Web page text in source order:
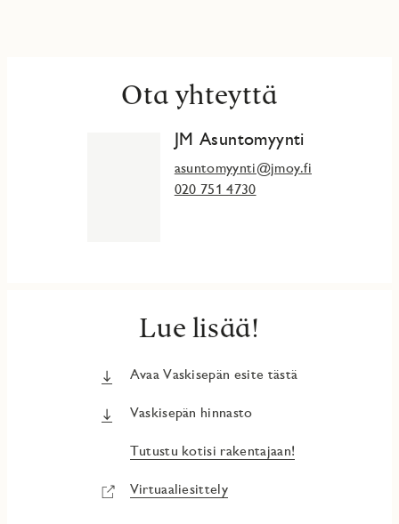
Ota yhteyttä
JM Asuntomyynti
asuntomyynti@jmoy.fi
020 751 4730
Lue lisää!
Avaa Vaskisepän esite tästä
Vaskisepän hinnasto
Tutustu kotisi rakentajaan!
Virtuaaliesittely